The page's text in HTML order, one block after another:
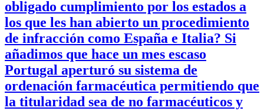
obligado cumplimiento por los estados a
los que les han abierto un procedimiento
de infracción como España e Italia? Si
añadimos que hace un mes escaso
Portugal aperturó su sistema de
ordenación farmacéutica permitiendo que
la titularidad sea de no farmacéuticos y